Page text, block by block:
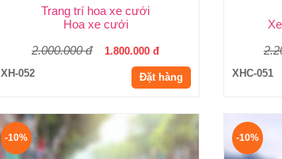
Trang trí hoa xe cưới
Hoa xe cưới
2.000.000 đ
1.800.000 đ
XH-052
Đặt hàng
XHC-051
-10% -10%